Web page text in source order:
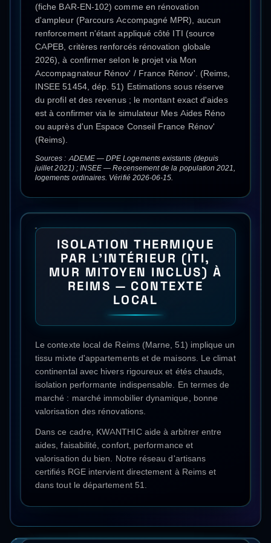
(fiche BAR-EN-102) comme en rénovation
d'ampleur (Parcours Accompagné MPR), aucun
renforcement n'étant appliqué côté ITI (source
CAPEB, critères renforcés rénovation globale
2026), à confirmer selon le projet via Mon
Accompagnateur Rénov' / France Rénov'. (Reims,
INSEE 51454, dép. 51) Estimations sous réserve
du profil et des revenus ; le montant exact d'aides
est à confirmer via le simulateur Mes Aides Réno
ou auprès d'un Espace Conseil France Rénov'
(Reims).
Sources : ADEME — DPE Logements existants (depuis
juillet 2021) ; INSEE — Recensement de la population 2021,
logements ordinaires. Vérifié 2026-06-15.
ISOLATION THERMIQUE
PAR L'INTÉRIEUR (ITI,
MUR MITOYEN INCLUS) À
REIMS — CONTEXTE
LOCAL
Le contexte local de Reims (Marne, 51) implique un
tissu mixte d'appartements et de maisons. Le climat
continental avec hivers rigoureux et étés chauds,
isolation performante indispensable. En termes de
marché : marché immobilier dynamique, bonne
valorisation des rénovations.
Dans ce cadre, KWANTHIC aide à arbitrer entre
aides, faisabilité, confort, performance et
valorisation du bien. Notre réseau d'artisans
certifiés RGE intervient directement à Reims et
dans tout le département 51.